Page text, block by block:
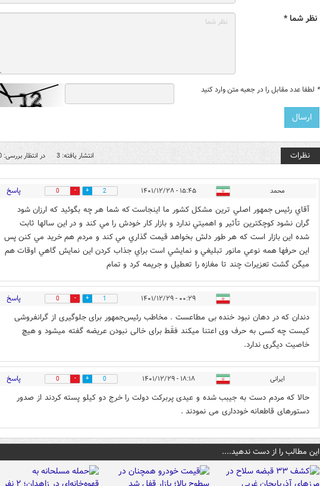
نظر شما *
* لطفا عدد مقابل را در جعبه متن وارد کنید
نظرات انتشار یافته: 3 در انتظار بررسی: 0
محمد ۱۵:۴۵ - ۱۴۰۱/۱۲/۲۸ 2
0 پاسخ
آقاي رئيس جمهور اصلي ترين مشكل كشور ما اينجاست كه شما هر چه بگوئيد كه ارزان شود
گران نشود كوچكترين تأثير و اهميتي ندارد و بازار كار خودش را مي كند و در اين سالها ثابت
شده اين بازار است كه هر طور دلش بخواهد قيمت گذاري مي كند و مردم هم خريد مي كنن پس
اين حرفها همه نوعي مانور تبليغي و نمايشي است براي جذاب كردن اين نمايش گاهي اوقات هم
ميگن گشت تعزيرات چند تا مغازه را تعطيل و جريمه كرد و تمام
۰۰:۲۹ - ۱۴۰۱/۱۲/۲۹ 1
0 پاسخ
دندان که در دهان نبود خنده بی مطاعست . مخاطب رئیس‌جمهور برای جلوگیری از گرانفروشی
کیست چه کسی به حرف وی اعتنا میکند فقَط برای خالی نبودن عریضه گفته میشود و هیچ
خاصیت دیگری ندارد.
ایرانی ۱۸:۱۸ - ۱۴۰۱/۱۲/۲۹ 0
0 پاسخ
حالا که مردم دست به جیبب شده و عیدی پربرکت دولت را خرج دو کیلو پسته کردند از صدور
دستورهای قاطعانه خودداری می نمودند .
این مطالب را از دست ندهید....